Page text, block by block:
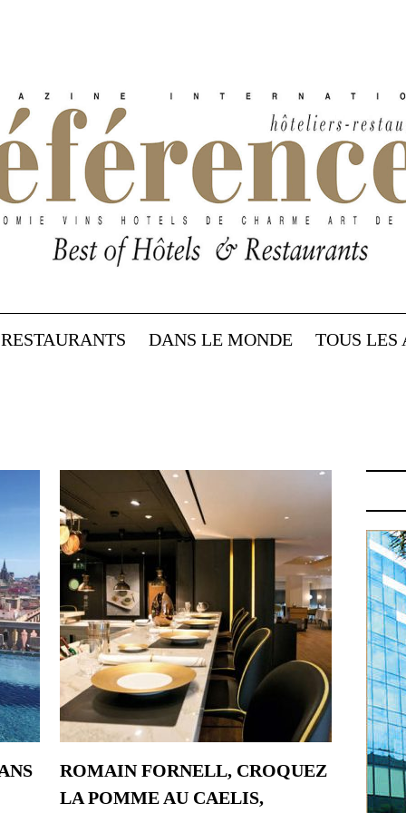
RESTAURANTS DANS LE MONDE TOUS LES
ROMAIN FORNELL, CROQUEZ
LA POMME AU CAELIS,